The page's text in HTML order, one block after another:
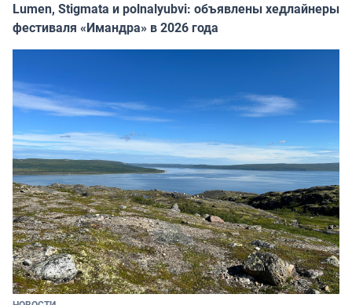
Lumen, Stigmata и polnalyubvi: объявлены хедлайнеры
фестиваля «Имандра» в 2026 года